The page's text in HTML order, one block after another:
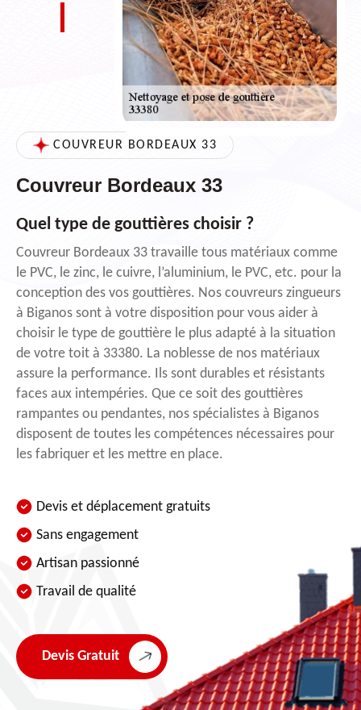
COUVREUR BORDEAUX 33
Couvreur Bordeaux 33
Quel type de gouttières choisir ?
Couvreur Bordeaux 33 travaille tous matériaux comme
le PVC, le zinc, le cuivre, l’aluminium, le PVC, etc. pour la
conception des vos gouttières. Nos couvreurs zingueurs
à Biganos sont à votre disposition pour vous aider à
choisir le type de gouttière le plus adapté à la situation
de votre toit à 33380. La noblesse de nos matériaux
assure la performance. Ils sont durables et résistants
faces aux intempéries. Que ce soit des gouttières
rampantes ou pendantes, nos spécialistes à Biganos
disposent de toutes les compétences nécessaires pour
les fabriquer et les mettre en place.
Devis et déplacement gratuits
Sans engagement
Artisan passionné
Travail de qualité
Devis Gratuit